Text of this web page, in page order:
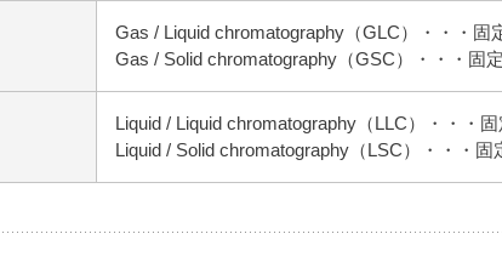
Gas / Liquid chromatography（GLC）・・・固
Gas / Solid chromatography（GSC）・・・固
Liquid / Liquid chromatography（LLC）・・・
Liquid / Solid chromatography（LSC）・・・固